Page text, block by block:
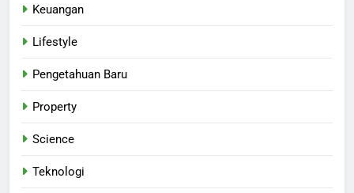
Keuangan
Lifestyle
Pengetahuan Baru
Property
Science
Teknologi